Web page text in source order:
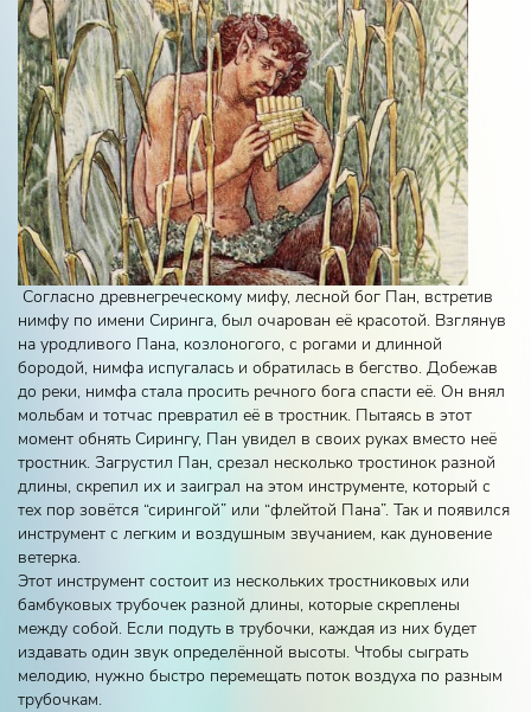
Согласно древнегреческому мифу, лесной бог Пан, встретив
нимфу по имени Сиринга, был очарован её красотой. Взглянув
на уродливого Пана, козлоногого, с рогами и длинной
бородой, нимфа испугалась и обратилась в бегство. Добежав
до реки, нимфа стала просить речного бога спасти её. Он внял
мольбам и тотчас превратил её в тростник. Пытаясь в этот
момент обнять Сирингу, Пан увидел в своих руках вместо неё
тростник. Загрустил Пан, срезал несколько тростинок разной
длины, скрепил их и заиграл на этом инструменте, который с
тех пор зовётся “сирингой” или “флейтой Пана”. Так и появился
инструмент с легким и воздушным звучанием, как дуновение
ветерка.
Этот инструмент состоит из нескольких тростниковых или
бамбуковых трубочек разной длины, которые скреплены
между собой. Если подуть в трубочки, каждая из них будет
издавать один звук определённой высоты. Чтобы сыграть
мелодию, нужно быстро перемещать поток воздуха по разным
трубочкам.